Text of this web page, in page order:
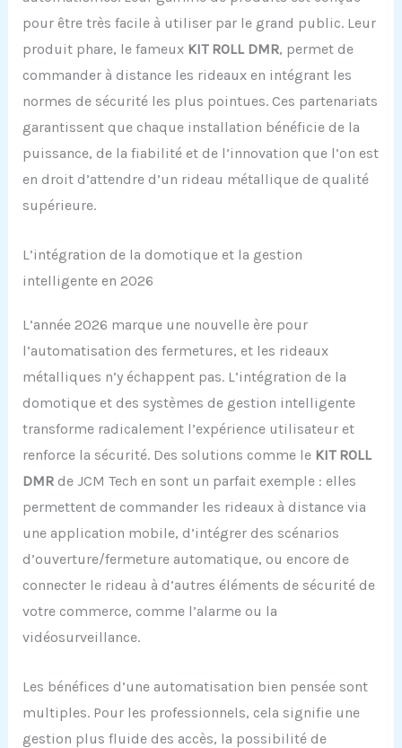
pour être très facile à utiliser par le grand public. Leur
produit phare, le fameux KIT ROLL DMR, permet de
commander à distance les rideaux en intégrant les
normes de sécurité les plus pointues. Ces partenariats
garantissent que chaque installation bénéficie de la
puissance, de la fiabilité et de l’innovation que l’on est
en droit d’attendre d’un rideau métallique de qualité
supérieure.
L’intégration de la domotique et la gestion
intelligente en 2026
L’année 2026 marque une nouvelle ère pour
l’automatisation des fermetures, et les rideaux
métalliques n’y échappent pas. L’intégration de la
domotique et des systèmes de gestion intelligente
transforme radicalement l’expérience utilisateur et
renforce la sécurité. Des solutions comme le KIT ROLL
DMRde JCM Tech en sont un parfait exemple : elles
permettent de commander les rideaux à distance via
une application mobile, d’intégrer des scénarios
d’ouverture/fermeture automatique, ou encore de
connecter le rideau à d’autres éléments de sécurité de
votre commerce, comme l’alarme ou la
vidéosurveillance.
Les bénéfices d’une automatisation bien pensée sont
multiples. Pour les professionnels, cela signifie une
gestion plus fluide des accès, la possibilité de